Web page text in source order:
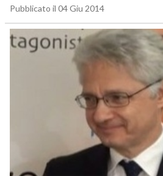
Pubblicato il 04 Giu 2014